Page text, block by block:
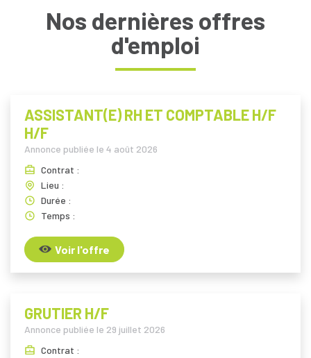
Nos dernières offres
d'emploi
ASSISTANT(E) RH ET COMPTABLE H/F
H/F
Annonce publiée le 4 août 2026
Contrat :
Lieu :
Durée :
Temps :
Voir l'offre
GRUTIER H/F
Annonce publiée le 29 juillet 2026
Contrat :